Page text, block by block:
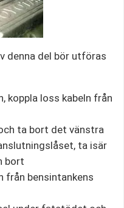
denna del bör utföras
koppla loss kabeln från
ta bort det vänstra
ta isär
bort
från bensintankens